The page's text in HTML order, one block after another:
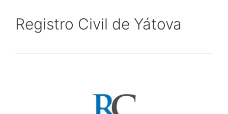
Registro Civil de Yátova